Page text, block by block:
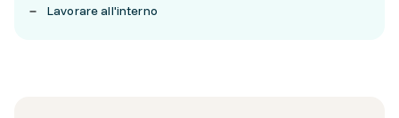
Lavorare all'interno